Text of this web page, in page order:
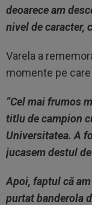
deoarece am
nivel de caracter,
Varela a
momente pe
”Cel mai frumos
titlu de campion
Universitatea. A
jucasem destul
Apoi, faptul că
purtat banderola